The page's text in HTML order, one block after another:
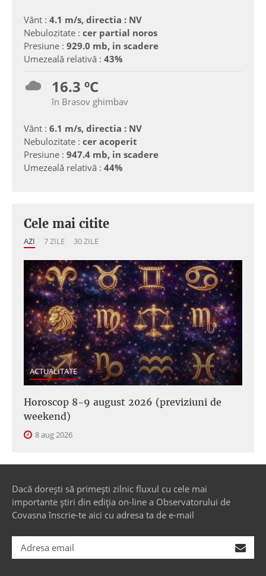
Vânt : 4.1 m/s, directia : NV
Nebulozitate : cer partial noros
Presiune : 929.0 mb, in scadere
Umezeală relativă : 43%
16.3 ºC
în Brasov ghimbav
Vânt : 6.1 m/s, directia : NV
Nebulozitate : cer acoperit
Presiune : 947.4 mb, in scadere
Umezeală relativă : 44%
Cele mai citite
AZI 7 ZILE 30 ZILE
ACTUALITATE
Horoscop 8-9 august 2026 (previziuni de
weekend)
8 aug 2026
Dacă dorești să primești zilnic fluxul cu cele mai
importante știri din ediția on-line a Observatorului de
Covasna înscrie-te aici cu adresa ta de e-mail